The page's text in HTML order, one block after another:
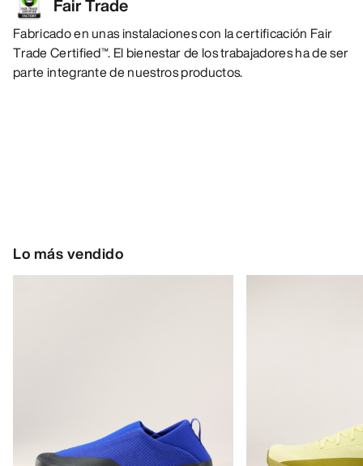
Fair Trade
Fabricado en unas instalaciones con la certificación Fair
Trade Certified™. El bienestar de los trabajadores ha de ser
parte integrante de nuestros productos.
Lo más vendido